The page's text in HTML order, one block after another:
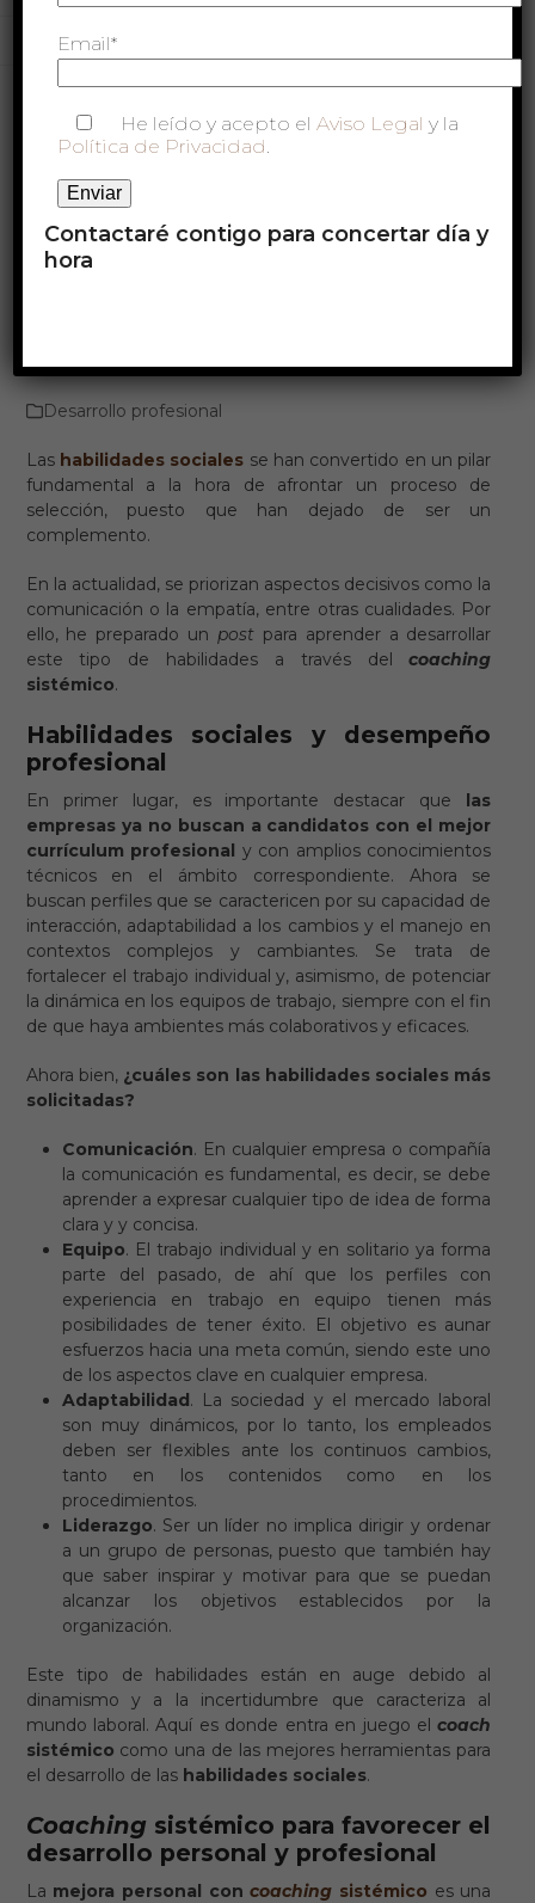
Desarrollo profesional
Las habilidades sociales se han convertido en un pilar
fundamental a la hora de afrontar un proceso de
selección, puesto que han dejado de ser un
complemento.
En la actualidad, se priorizan aspectos decisivos como la
comunicación o la empatía, entre otras cualidades. Por
ello, he preparado un post para aprender a desarrollar
este tipo de habilidades a través delcoaching
sistémico.
Habilidades sociales y desempeño
profesional
En primer lugar, es importante destacar que las
empresas ya no buscan a candidatos con el mejor
currículum profesional y con amplios conocimientos
técnicos en el ámbito correspondiente. Ahora se
buscan perfiles que se caractericen por su capacidad de
interacción, adaptabilidad a los cambios y el manejo en
contextos complejos y cambiantes. Se trata de
fortalecer el trabajo individual y, asimismo, de potenciar
la dinámica en los equipos de trabajo, siempre con el fin
de que haya ambientes más colaborativos y eficaces.
Ahora bien, ¿cuáles son las habilidades sociales más
solicitadas?
Comunicación. En cualquier empresa o compañía
la comunicación es fundamental, es decir, se debe
aprender a expresar cualquier tipo de idea de forma
clara y y concisa.
Equipo. El trabajo individual y en solitario ya forma
parte del pasado, de ahí que los perfiles con
experiencia en trabajo en equipo tienen más
posibilidades de tener éxito. El objetivo es aunar
esfuerzos hacia una meta común, siendo este uno
de los aspectos clave en cualquier empresa.
Adaptabilidad. La sociedad y el mercado laboral
son muy dinámicos, por lo tanto, los empleados
deben ser flexibles ante los continuos cambios,
tanto en los contenidos como en los
procedimientos.
Liderazgo. Ser un líder no implica dirigir y ordenar
a un grupo de personas, puesto que también hay
que saber inspirar y motivar para que se puedan
alcanzar los objetivos establecidos por la
organización.
Este tipo de habilidades están en auge debido al
dinamismo y a la incertidumbre que caracteriza al
mundo laboral. Aquí es donde entra en juego elcoach
sistémico como una de las mejores herramientas para
el desarrollo de las habilidades sociales.
Coaching sistémico para favorecer el
desarrollo personal y profesional
La mejora personal concoaching sistémico es una
Email*
He leído y acepto el Aviso Legal y la
Política de Privacidad.
Contactaré contigo para concertar día y
hora